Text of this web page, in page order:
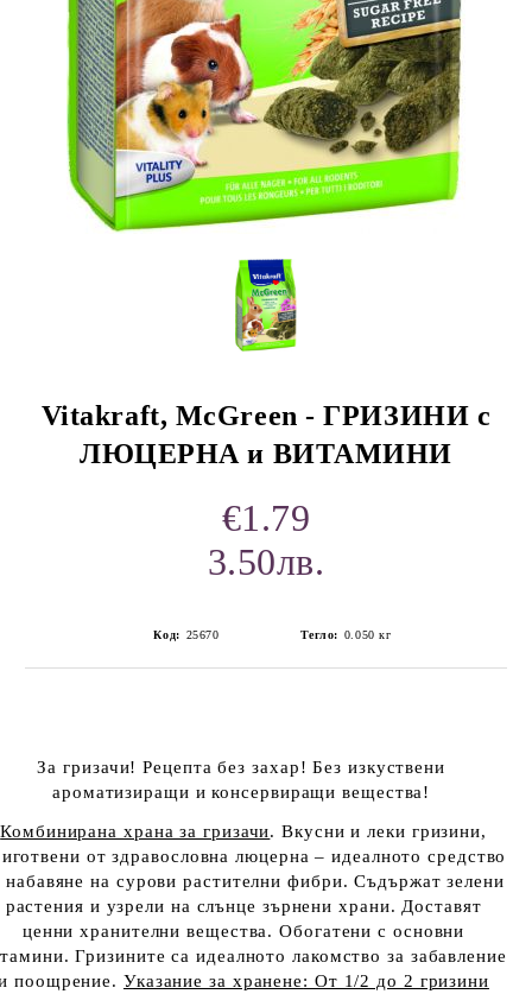
Vitakraft, McGreen - ГРИЗИНИ с
ЛЮЦЕРНА и ВИТАМИНИ
€1.79
3.50лв.
Код: 25670 Тегло: 0.050 кг
За гризачи! Рецепта без захар! Без изкуствени
ароматизиращи и консервиращи вещества!
Комбинирана храна за гризачи. Вкусни и леки гризини,
от здравословна люцерна – идеалното средство
набавяне на сурови растителни фибри. Съдържат зелени
растения и узрели на слънце зърнени храни. Доставят
ценни хранителни вещества. Обогатени с основни
Гризините са идеалното лакомство за забавление
поощрение. Указание за хранене: От 1/2 до 2 гризини